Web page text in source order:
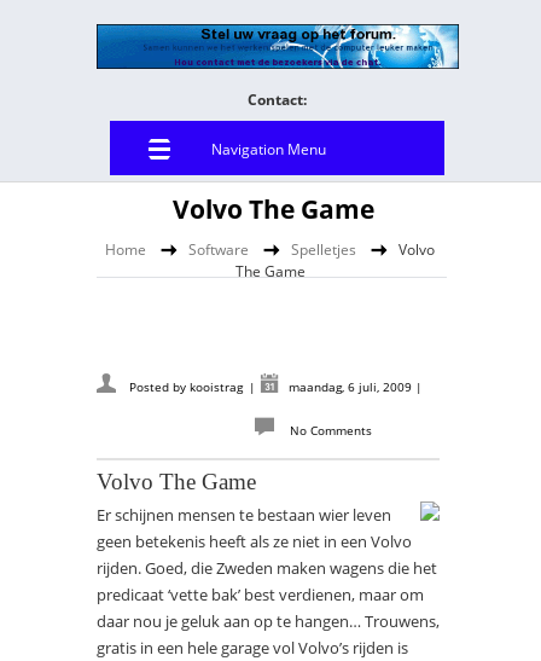
Contact:
Navigation Menu
Home Software Spelletjes
Volvo
The Game
Volvo The Game
Posted by kooistrag | maandag, 6 juli, 2009 |
No Comments
Volvo The Game
Er schijnen mensen te bestaan wier leven
geen betekenis heeft als ze niet in een Volvo
rijden. Goed, die Zweden maken wagens die het
predicaat ‘vette bak’ best verdienen, maar om
daar nou je geluk aan op te hangen… Trouwens,
gratis in een hele garage vol Volvo’s rijden is